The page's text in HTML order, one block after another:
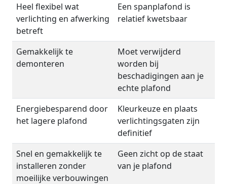
Heel flexibel wat
verlichting en afwerking
betreft
Een spanplafond is
relatief kwetsbaar
Gemakkelijk te
demonteren
Moet verwijderd
worden bij
beschadigingen aan je
echte plafond
Energiebesparend door
het lagere plafond
Kleurkeuze en plaats
verlichtingsgaten zijn
definitief
Snel en gemakkelijk te
installeren zonder
moeilijke verbouwingen
Geen zicht op de staat
van je plafond